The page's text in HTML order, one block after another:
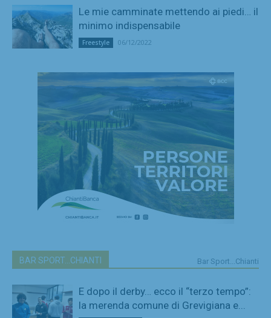
Le mie camminate mettendo ai piedi… il
minimo indispensabile
Freestyle 06/12/2022
BAR SPORT...CHIANTI Bar Sport...Chianti
E dopo il derby… ecco il “terzo tempo”:
la merenda comune di Grevigiana e...